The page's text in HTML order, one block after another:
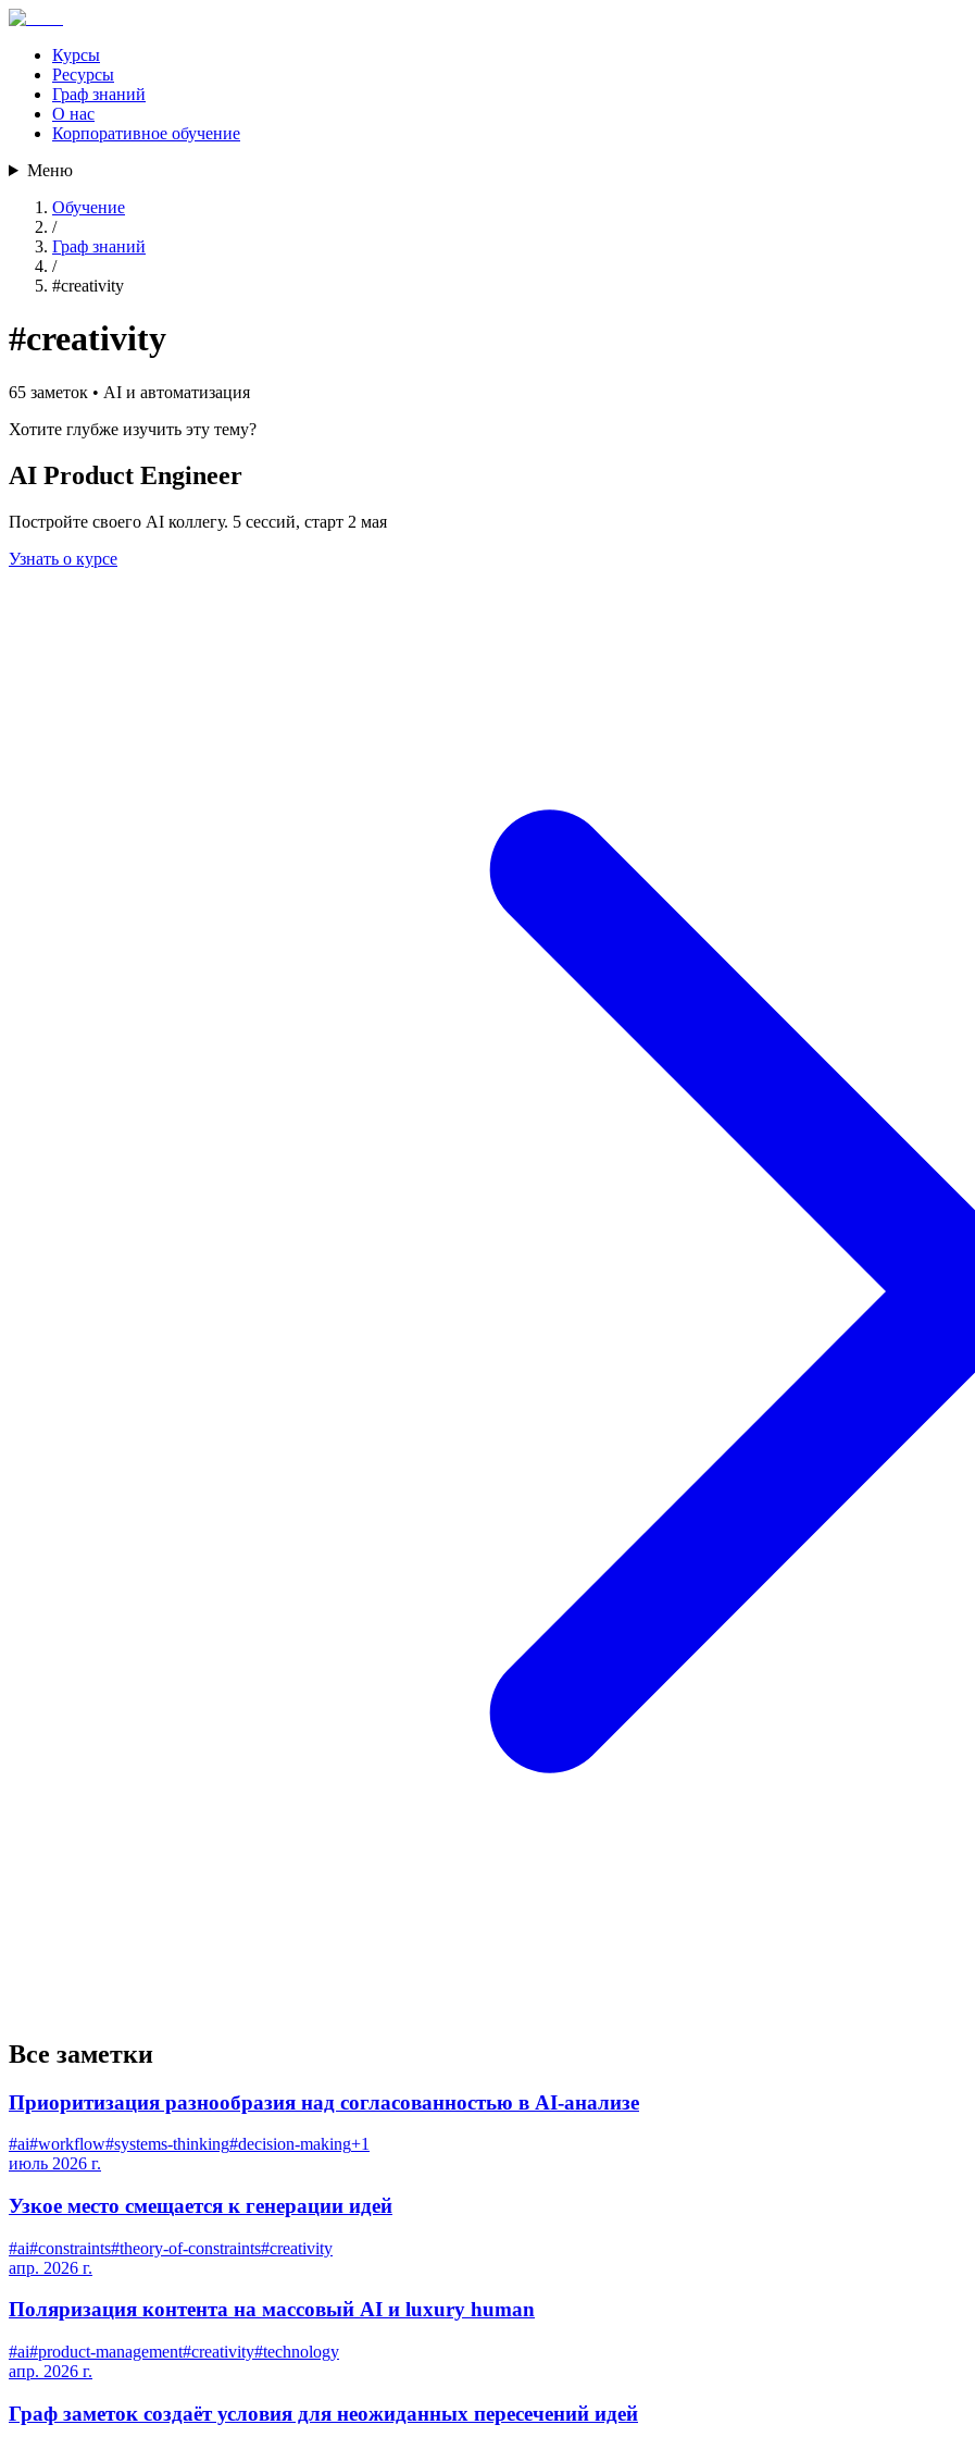
Курсы
Ресурсы
Граф знаний
О нас
Корпоративное обучение
Меню
Обучение
/
Граф знаний
/
#creativity
#creativity
65 заметок • AI и автоматизация
Хотите глубже изучить эту тему?
AI Product Engineer
Постройте своего AI коллегу. 5 сессий, старт 2 мая
Узнать о курсе
Все заметки
Приоритизация разнообразия над согласованностью в AI-анализе
#ai#workflow#systems-thinking#decision-making+1
июль 2026 г.
Узкое место смещается к генерации идей
#ai#constraints#theory-of-constraints#creativity
апр. 2026 г.
Поляризация контента на массовый AI и luxury human
#ai#product-management#creativity#technology
апр. 2026 г.
Граф заметок создаёт условия для неожиданных пересечений идей